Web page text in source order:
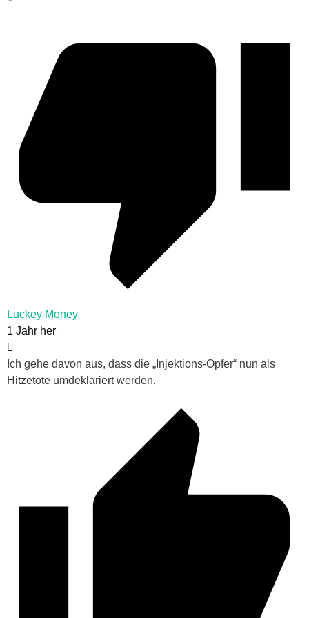
Luckey Money
1 Jahr her
Ich gehe davon aus, dass die „Injektions-Opfer“ nun als
Hitzetote umdeklariert werden.